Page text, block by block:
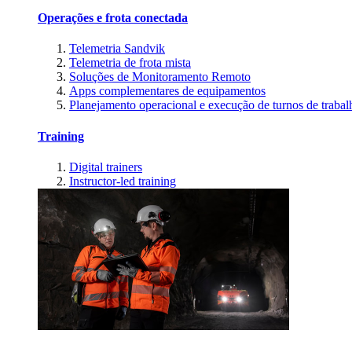
Operações e frota conectada
Telemetria Sandvik
Telemetria de frota mista
Soluções de Monitoramento Remoto
Apps complementares de equipamentos
Planejamento operacional e execução de turnos de
Training
Digital trainers
Instructor-led training